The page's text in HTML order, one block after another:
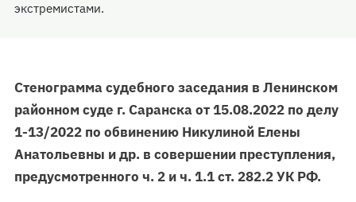
экстремистами.
Стенограмма судебного заседания в Ленинском
районном суде г. Саранска от 15.08.2022 по делу
1-13/2022 по обвинению Никулиной Елены
Анатольевны и др. в совершении преступления,
предусмотренного ч. 2 и ч. 1.1 ст. 282.2 УК РФ.